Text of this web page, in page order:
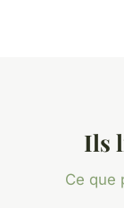
Ils
Ce que